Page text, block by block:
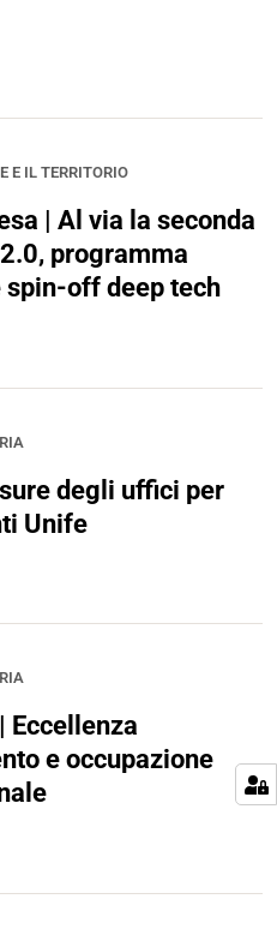
E IL TERRITORIO
| Al via la seconda
programma
off deep tech
degli uffici per
Unife
Eccellenza
e occupazione